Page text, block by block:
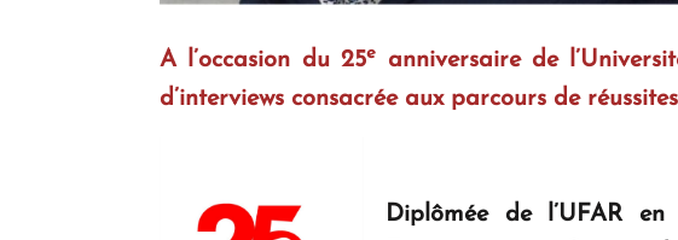
A l’occasion du 25e
anniversaire de
d’interviews consacrée aux parcours de
Diplômée de l’UFAR